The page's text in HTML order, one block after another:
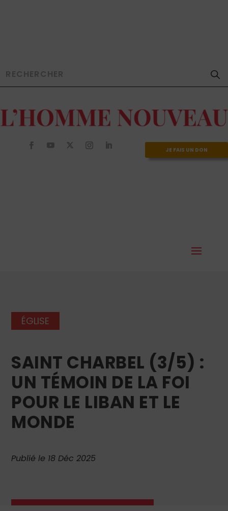
JE FAIS UN DON
ÉGLISE
SAINT CHARBEL (3/5) :
UN TÉMOIN DE LA FOI
POUR LE LIBAN ET LE
MONDE
Publié le 18 Déc 2025